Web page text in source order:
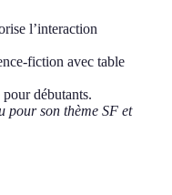
l’interaction
fiction avec table
débutants.
pour son thème SF et